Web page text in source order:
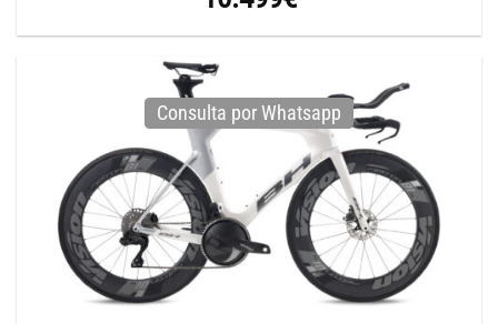
Consulta por Whatsapp